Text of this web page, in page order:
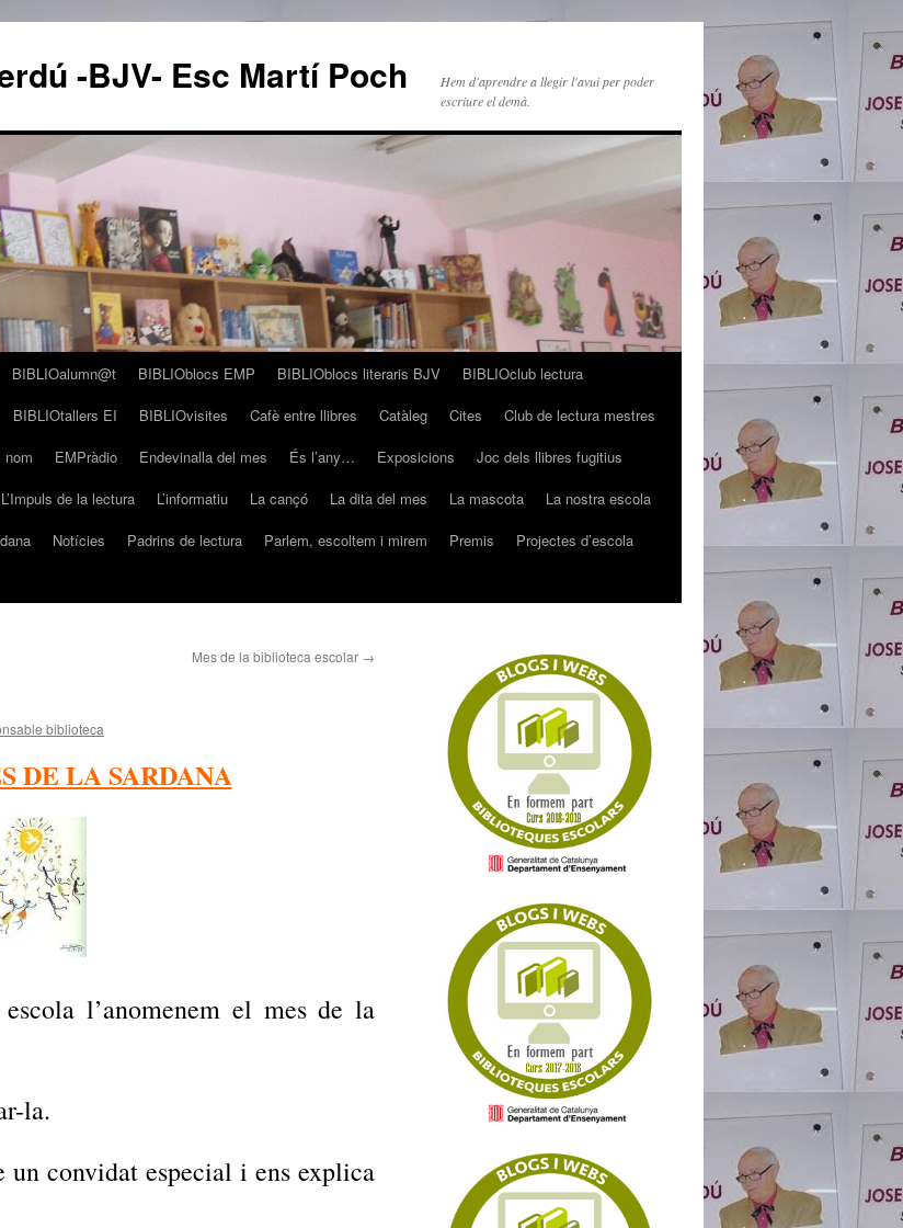
-BJV- Esc Martí Poch
Hem d'aprendre a llegir l'avui per poder
escriure el demà.
BIBLIOalumn@t BIBLIOblocs EMP BIBLIOblocs literaris BJV
BIBLIOclub lectura
BIBLIOtallers EI BIBLIOvisites Cafè entre llibres Catàleg Cites
Club de lectura mestres
nom EMPràdio Endevinalla del mes És l’any… Exposicions
Joc dels llibres fugitius
L’Impuls de la lectura L’informatiu La cançó La dita del mes La mascota
La nostra escola
Notícies Padrins de lectura Parlem, escoltem i mirem Premis
Projectes d’escola
Mes de la biblioteca escolar →
biblioteca
DE LA SARDANA
l’anomenem el mes de la
la.
convidat especial i ens explica